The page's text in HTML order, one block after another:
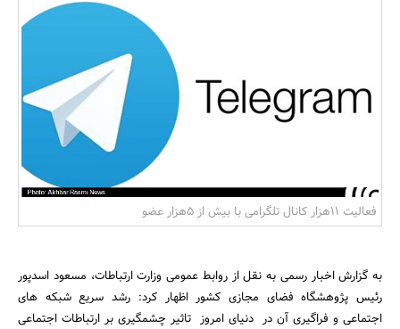
بانک، بیمه و سرمایه
مسکن و ساختمان
فعالیت 11هزار کانال تلگرامی با بیش از 5هزار عضو
به گزارش اخبار رسمی به نقل از روابط عمومی وزارت ارتباطات، مسعود اسدپور
رئیس پژوهشگاه فضای مجازی کشور اظهار کرد: رشد سریع شبکه های
اجتماعی و فراگیری آن در دنیای امروز تاثیر چشمگیری بر ارتباطات اجتماعی